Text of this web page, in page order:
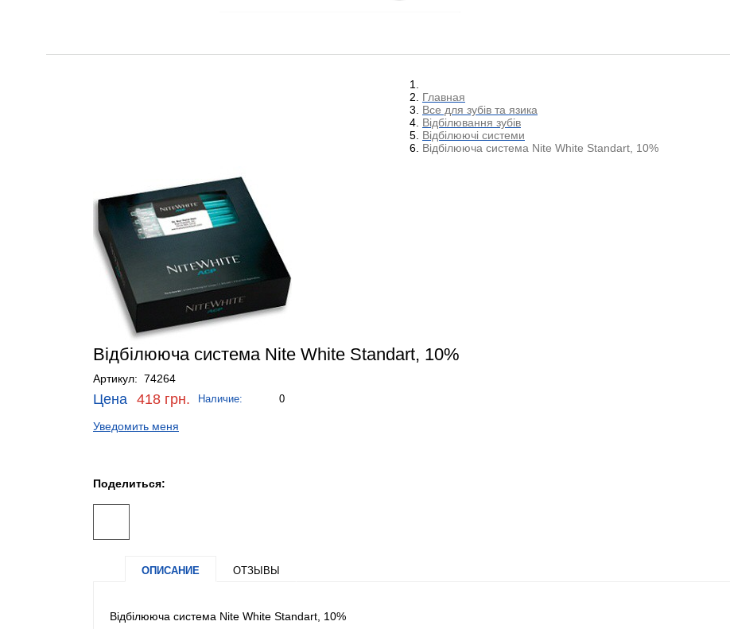
Главная
Все для зубів та язика
Відбілювання зубів
Відбілюючі системи
Відбілююча система Nite White Standart, 10%
Відбілююча система Nite White Standart, 10%
Артикул: 74264
Цена 418 грн. Наличие: 0
Уведомить меня
Поделиться:
ОПИСАНИЕ ОТЗЫВЫ
Відбілююча система Nite White Standart, 10%